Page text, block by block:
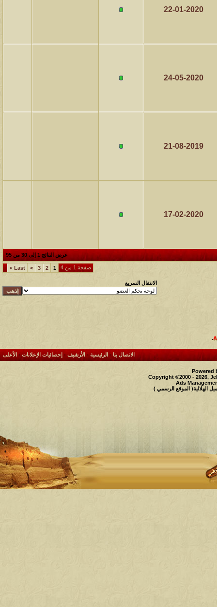
22-01-2020
24-05-2020
21-08-2019
17-02-2020
عرض النتائج 1 إلى 30 من 95
صفحة 1 من 4 1
2
3
>
Last
»
الانتقال السريع
.
الاتصال بنا- الرئيسية-الأرشيف- إحصائيات الإعلانات- الأعلى
Powered
Copyright ©2000 - 2026,
Ads
الهلالية( الموقع الرسمي )